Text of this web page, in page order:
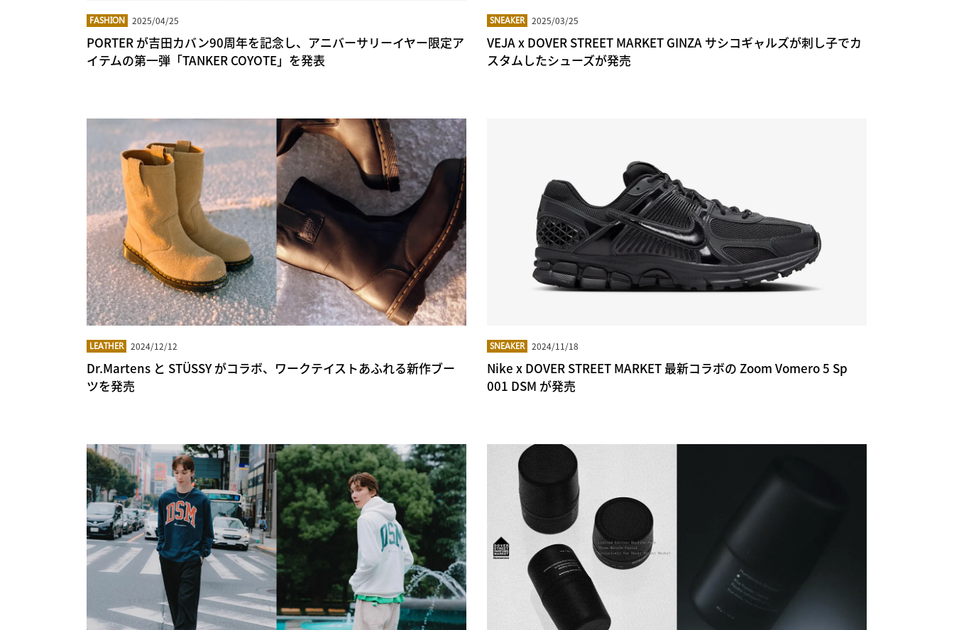
FASHION 2025/04/25
PORTER が吉田カバン90周年を記念し、アニバーサリーイヤー限定ア
イテムの第一弾「TANKER COYOTE」を発表
SNEAKER 2025/03/25
VEJA x DOVER STREET MARKET GINZA サシコギャルズが刺し子でカ
スタムしたシューズが発売
LEATHER 2024/12/12
Dr.Martens と STÜSSY がコラボ、ワークテイストあふれる新作ブー
ツを発売
SNEAKER 2024/11/18
Nike x DOVER STREET MARKET 最新コラボの Zoom Vomero 5 Sp
001 DSM が発売